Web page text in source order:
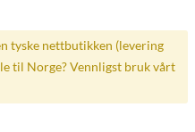
tyske nettbutikken (levering
til Norge? Vennligst bruk vårt